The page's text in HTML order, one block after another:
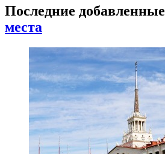
Последние добавленные
места